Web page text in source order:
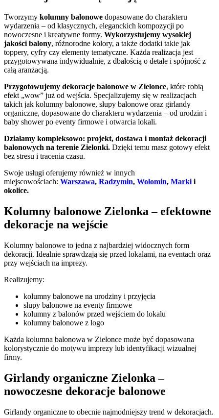
Tworzymy kolumny balonowe dopasowane do charakteru
wydarzenia – od klasycznych, eleganckich kompozycji po
nowoczesne i kreatywne formy. Wykorzystujemy wysokiej
jakości balony, różnorodne kolory, a także dodatki takie jak
toppery, cyfry czy elementy tematyczne. Każda realizacja jest
przygotowywana indywidualnie, z dbałością o detale i spójność z
całą aranżacją.
Przygotowujemy dekoracje balonowe w Zielonce, które robią
efekt „wow” już od wejścia. Specjalizujemy się w realizacjach
takich jak kolumny balonowe, słupy balonowe oraz girlandy
organiczne, dopasowane do charakteru wydarzenia – od urodzin i
baby shower po eventy firmowe i otwarcia lokali.
Działamy kompleksowo: projekt, dostawa i montaż dekoracji
balonowych na terenie Zielonki. Dzięki temu masz gotowy efekt
bez stresu i tracenia czasu.
Swoje usługi oferujemy również w innych
miejscowościach: Warszawa, Radzymin, Wołomin, Marki i
okolice.
Kolumny balonowe Zielonka – efektowne
dekoracje na wejście
Kolumny balonowe to jedna z najbardziej widocznych form
dekoracji. Idealnie sprawdzają się przed lokalami, na eventach oraz
przy wejściach na imprezy.
Realizujemy:
kolumny balonowe na urodziny i przyjęcia
słupy balonowe na eventy firmowe
kolumny z balonów przed wejściem do lokalu
kolumny balonowe z logo
Każda kolumna balonowa w Zielonce może być dopasowana
kolorystycznie do motywu imprezy lub identyfikacji wizualnej
firmy.
Girlandy organiczne Zielonka –
nowoczesne dekoracje balonowe
Girlandy organiczne to obecnie najmodniejszy trend w dekoracjach.